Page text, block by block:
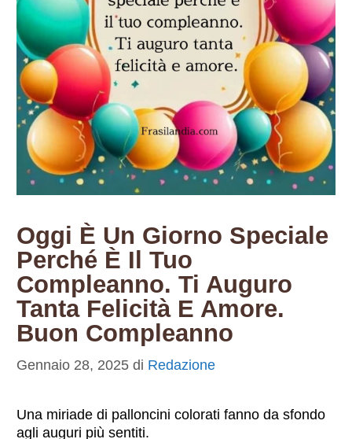
Oggi È Un Giorno Speciale
Perché È Il Tuo
Compleanno. Ti Auguro
Tanta Felicità E Amore.
Buon Compleanno
Gennaio 28, 2025 di Redazione
Una miriade di palloncini colorati fanno da sfondo
agli auguri più sentiti.